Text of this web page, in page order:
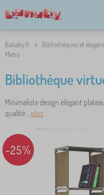
Banaby.fr » Bibliothèques et
Metro
Bibliothèque
Minimaliste design élégant
qualité .. plus
-25%